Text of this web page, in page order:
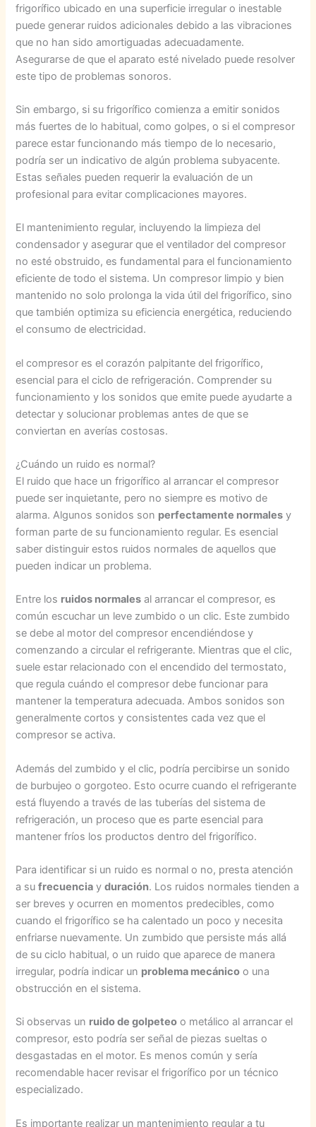
frigorífico ubicado en una superficie irregular o inestable
puede generar ruidos adicionales debido a las vibraciones
que no han sido amortiguadas adecuadamente.
Asegurarse de que el aparato esté nivelado puede resolver
este tipo de problemas sonoros.
Sin embargo, si su frigorífico comienza a emitir sonidos
más fuertes de lo habitual, como golpes, o si el compresor
parece estar funcionando más tiempo de lo necesario,
podría ser un indicativo de algún problema subyacente.
Estas señales pueden requerir la evaluación de un
profesional para evitar complicaciones mayores.
El mantenimiento regular, incluyendo la limpieza del
condensador y asegurar que el ventilador del compresor
no esté obstruido, es fundamental para el funcionamiento
eficiente de todo el sistema. Un compresor limpio y bien
mantenido no solo prolonga la vida útil del frigorífico, sino
que también optimiza su eficiencia energética, reduciendo
el consumo de electricidad.
el compresor es el corazón palpitante del frigorífico,
esencial para el ciclo de refrigeración. Comprender su
funcionamiento y los sonidos que emite puede ayudarte a
detectar y solucionar problemas antes de que se
conviertan en averías costosas.
¿Cuándo un ruido es normal?
El ruido que hace un frigorífico al arrancar el compresor
puede ser inquietante, pero no siempre es motivo de
alarma. Algunos sonidos son perfectamente normales y
forman parte de su funcionamiento regular. Es esencial
saber distinguir estos ruidos normales de aquellos que
pueden indicar un problema.
Entre los ruidos normales al arrancar el compresor, es
común escuchar un leve zumbido o un clic. Este zumbido
se debe al motor del compresor encendiéndose y
comenzando a circular el refrigerante. Mientras que el clic,
suele estar relacionado con el encendido del termostato,
que regula cuándo el compresor debe funcionar para
mantener la temperatura adecuada. Ambos sonidos son
generalmente cortos y consistentes cada vez que el
compresor se activa.
Además del zumbido y el clic, podría percibirse un sonido
de burbujeo o gorgoteo. Esto ocurre cuando el refrigerante
está fluyendo a través de las tuberías del sistema de
refrigeración, un proceso que es parte esencial para
mantener fríos los productos dentro del frigorífico.
Para identificar si un ruido es normal o no, presta atención
a sufrecuencia yduración. Los ruidos normales tienden a
ser breves y ocurren en momentos predecibles, como
cuando el frigorífico se ha calentado un poco y necesita
enfriarse nuevamente. Un zumbido que persiste más allá
de su ciclo habitual, o un ruido que aparece de manera
irregular, podría indicar un problema mecánico o una
obstrucción en el sistema.
Si observas un ruido de golpeteo o metálico al arrancar el
compresor, esto podría ser señal de piezas sueltas o
desgastadas en el motor. Es menos común y sería
recomendable hacer revisar el frigorífico por un técnico
especializado.
Es importante realizar un mantenimiento regular a tu